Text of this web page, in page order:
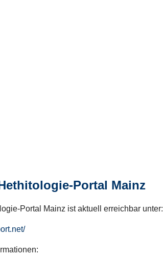
Portal Mainz
Portal Mainz ist aktuell erreichbar unter: